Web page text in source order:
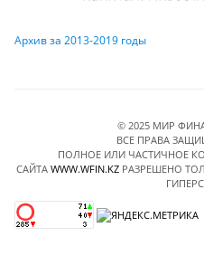
Архив за 2013-2019 годы
© 2025 МИР
ВСЕ ПРАВА
ПОЛНОЕ ИЛИ ЧАСТИЧНОЕ
САЙТА WWW.WFIN.KZРАЗРЕШЕНО